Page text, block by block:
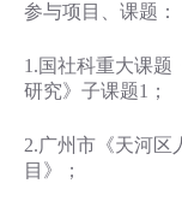
参与项目、课题：
1.国社科重大课题
研究》子课题1；
2.广州市《天河区
目》；